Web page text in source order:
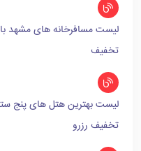
تخفیف
تخفیف رزرو